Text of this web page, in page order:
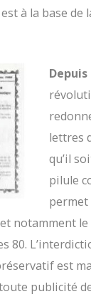
à la base de
Depuis
lettres
qu’il
pilule
notamment
80.
est
publicité